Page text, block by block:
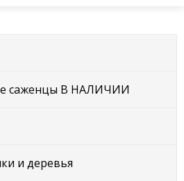
саженцы В НАЛИЧИИ
и деревья